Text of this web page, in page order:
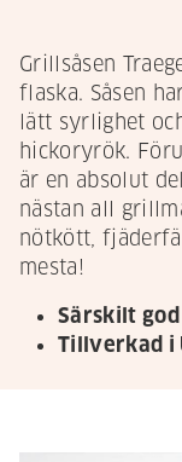
Grillsåsen
flaska. Såsen
lätt syrlighet
hickoryrök.
är en absolut
nästan all
nötkött,
mesta!
Särskilt
Tillverkad i